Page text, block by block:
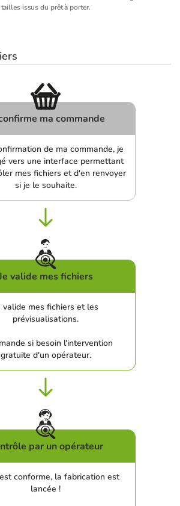
tailles issus du prêt à porter.
ma commande
de ma commande, je
vers une interface permettant
mes fichiers et d'en renvoyer
si je le souhaite.
valide mes fichiers
valide mes fichiers et les
prévisualisations.
si besoin l'intervention
gratuite d'un opérateur.
par un opérateur
conforme, la fabrication est
lancée !